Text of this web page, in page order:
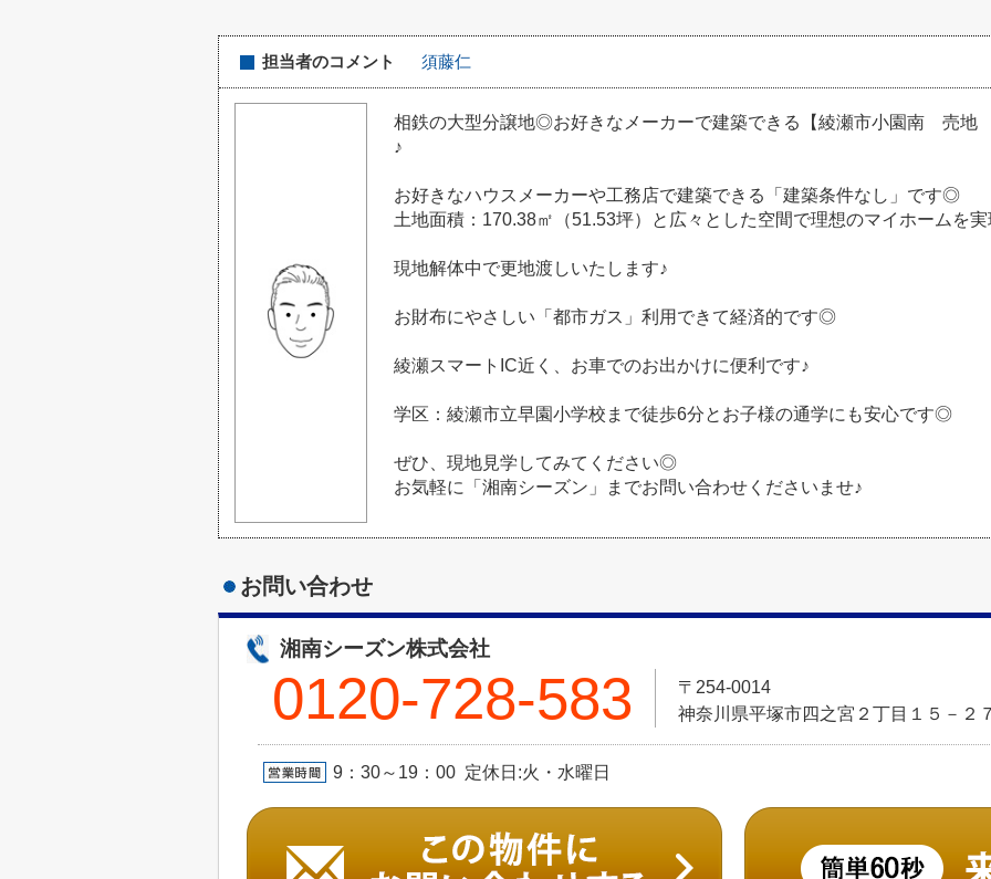
担当者のコメント 須藤仁
相鉄の大型分譲地◎お好きなメーカーで建築できる【綾瀬市小園南 売地
♪
お好きなハウスメーカーや工務店で建築できる「建築条件なし」です◎
土地面積：170.38㎡（51.53坪）と広々とした空間で理想のマイホームを
現地解体中で更地渡しいたします♪
お財布にやさしい「都市ガス」利用できて経済的です◎
綾瀬スマートIC近く、お車でのお出かけに便利です♪
学区：綾瀬市立早園小学校まで徒歩6分とお子様の通学にも安心です◎
ぜひ、現地見学してみてください◎
お気軽に「湘南シーズン」までお問い合わせくださいませ♪
お問い合わせ
湘南シーズン株式会社
0120-728-583
〒254-0014
神奈川県平塚市四之宮２丁目１５－２
9：30～19：00 定休日:火・水曜日